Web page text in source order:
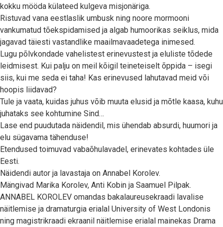
kokku mööda külateed kulgeva misjonäriga.
Ristuvad vana eestlaslik umbusk ning noore mormooni
vankumatud tõekspidamised ja algab humoorikas seiklus, mida
jagavad täiesti vastandlike maailmavaadetega inimesed.
Lugu põlvkondade vahelistest erinevustest ja eluliste tõdede
leidmisest. Kui palju on meil kõigil teineteiselt õppida – isegi
siis, kui me seda ei taha! Kas erinevused lahutavad meid või
hoopis liidavad?
Tule ja vaata, kuidas juhus võib muuta elusid ja mõtle kaasa, kuhu
juhataks see kohtumine Sind…
Lase end puudutada näidendil, mis ühendab absurdi, huumori ja
elu sügavama tähenduse!
Etendused toimuvad vabaõhulavadel, erinevates kohtades üle
Eesti.
Näidendi autor ja lavastaja on Annabel Korolev.
Mängivad Marika Korolev, Anti Kobin ja Saamuel Pilpak.
ANNABEL KOROLEV omandas bakalaureusekraadi lavalise
näitlemise ja dramaturgia erialal University of West Londonis
ning magistrikraadi ekraanil näitlemise erialal mainekas Drama